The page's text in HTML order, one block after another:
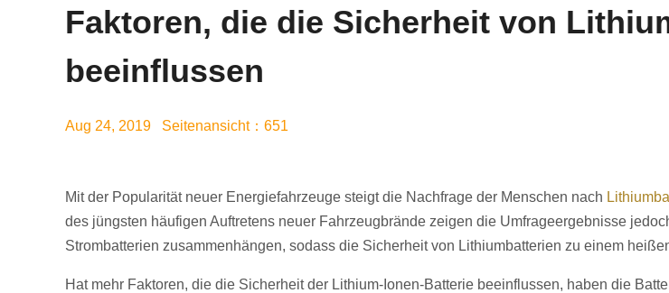
Faktoren, die die Sicherheit von
beeinflussen
Aug 24, 2019 Seitenansicht：651
Mit der Popularität neuer Energiefahrzeuge steigt die Nachfrage der Menschen nach
des jüngsten häufigen Auftretens neuer Fahrzeugbrände zeigen die Umfrageergebnisse
Strombatterien zusammenhängen, sodass die Sicherheit von Lithiumbatterien zu einem
Hat mehr Faktoren, die die Sicherheit der Lithium-Ionen-Batterie beeinflussen, haben die